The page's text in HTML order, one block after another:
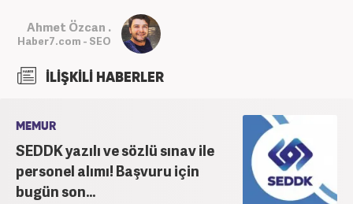
Ahmet Özcan .
Haber7.com - SEO
İLİŞKİLİ HABERLER
MEMUR
SEDDK yazılı ve sözlü sınav ile
personel alımı! Başvuru için
bugün son...